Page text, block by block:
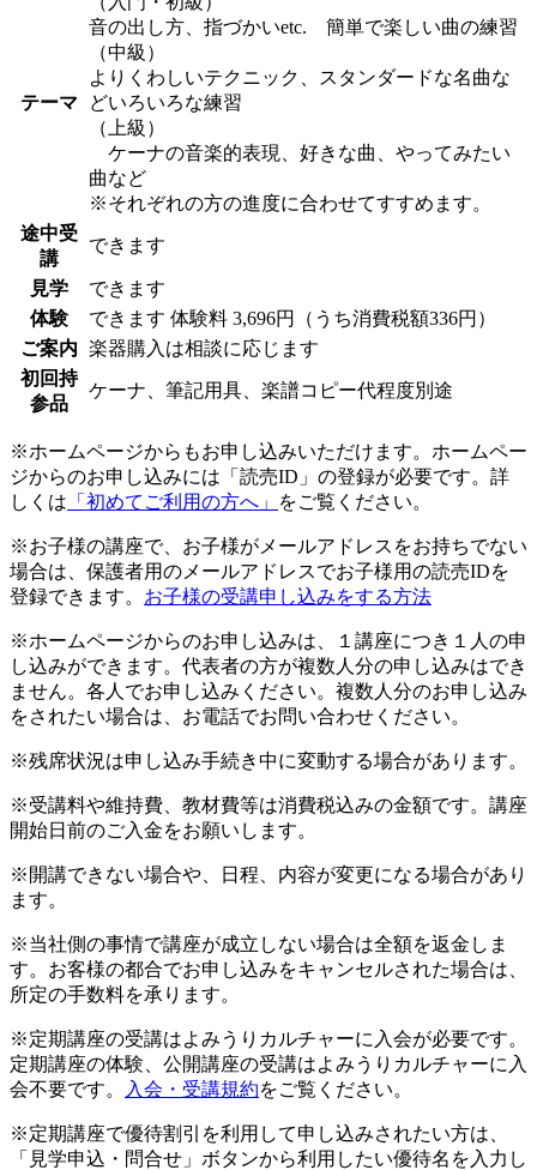
テーマ
音の出し方、指づかいetc. 簡単で楽しい曲の練習
（中級）
よりくわしいテクニック、スタンダードな名曲な
どいろいろな練習
（上級）
ケーナの音楽的表現、好きな曲、やってみたい
曲など
※それぞれの方の進度に合わせてすすめます。
途中受
講
できます
見学
できます
体験
できます 体験料 3,696円（うち消費税額336円）
ご案内 楽器購入は相談に応じます
初回持
参品
ケーナ、筆記用具、楽譜コピー代程度別途
※ホームページからもお申し込みいただけます。ホームペー
ジからのお申し込みには「読売ID」の登録が必要です。詳
しくは 「初めてご利用の方へ」 をご覧ください。
※お子様の講座で、お子様がメールアドレスをお持ちでない
場合は、保護者用のメールアドレスでお子様用の読売IDを
登録できます。 お子様の受講申し込みをする方法
※ホームページからのお申し込みは、１講座につき１人の申
し込みができます。代表者の方が複数人分の申し込みはでき
ません。各人でお申し込みください。複数人分のお申し込み
をされたい場合は、お電話でお問い合わせください。
※残席状況は申し込み手続き中に変動する場合があります。
※受講料や維持費、教材費等は消費税込みの金額です。講座
開始日前のご入金をお願いします。
※開講できない場合や、日程、内容が変更になる場合があり
ます。
※当社側の事情で講座が成立しない場合は全額を返金しま
す。お客様の都合でお申し込みをキャンセルされた場合は、
所定の手数料を承ります。
※定期講座の受講はよみうりカルチャーに入会が必要です。
定期講座の体験、公開講座の受講はよみうりカルチャーに入
会不要です。
入会・受講規約をご覧ください。
※定期講座で優待割引を利用して申し込みされたい方は、
「見学申込・問合せ」ボタンから利用したい優待名を入力し